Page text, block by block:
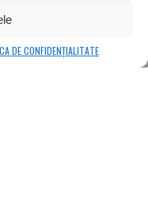
DE CONFIDENȚIALITATE
CSÍKI